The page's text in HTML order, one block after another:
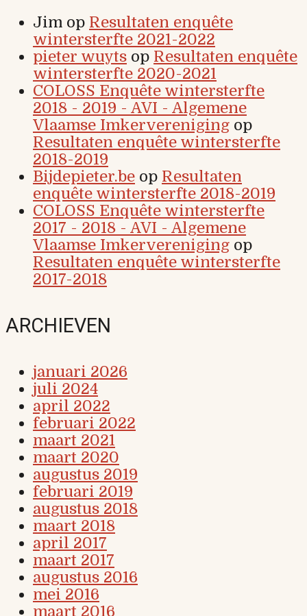
Jim op Resultaten enquête
wintersterfte 2021-2022
pieter wuyts op Resultaten enquête
wintersterfte 2020-2021
COLOSS Enquête wintersterfte
2018 - 2019 - AVI - Algemene
Vlaamse Imkervereniging op
Resultaten enquête wintersterfte
2018-2019
Bijdepieter.be op Resultaten
enquête wintersterfte 2018-2019
COLOSS Enquête wintersterfte
2017 - 2018 - AVI - Algemene
Vlaamse Imkervereniging op
Resultaten enquête wintersterfte
2017-2018
ARCHIEVEN
januari 2026
juli 2024
april 2022
februari 2022
maart 2021
maart 2020
augustus 2019
februari 2019
augustus 2018
maart 2018
april 2017
maart 2017
augustus 2016
mei 2016
maart 2016